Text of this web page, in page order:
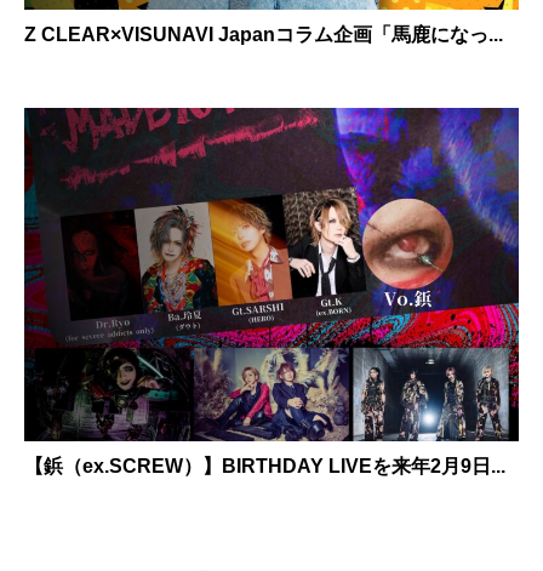
Z CLEAR×VISUNAVI Japanコラム企画「馬鹿になっ...
【鋲（ex.SCREW）】BIRTHDAY LIVEを来年2月9日...